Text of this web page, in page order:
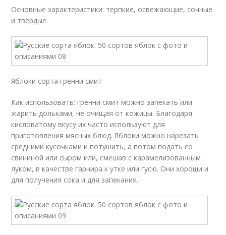
Основные характеристики: терпкие, освежающие, сочные
и твёрдые.
Яблоки сорта гренни смит
Как использовать: гренни смит можно запекать или
жарить дольками, не очищая от кожицы. Благодаря
кисловатому вкусу их часто используют для
приготовления мясных блюд. Яблоки можно нарезать
средними кусочками и потушить, а потом подать со
свининой или сыром или, смешав с карамелизованным
луком, в качестве гарнира к утке или гусю. Они хороши и
для получения сока и для запекания.